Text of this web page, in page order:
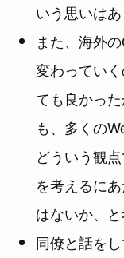
いう思いはあ
また、海外
変わってい
ても良かっ
も、多くの
どういう観
を考えるに
はないか、と
同僚と話を